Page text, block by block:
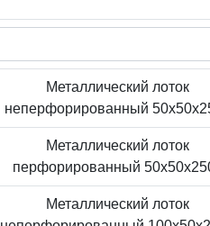
Металлический лоток
неперфорированный
Металлический лоток
перфорированный
Металлический лоток